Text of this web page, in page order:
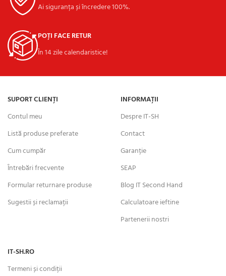
Ai siguranța și încredere 100%.
POȚI FACE RETUR
În 14 zile calendaristice!
SUPORT CLIENȚI
Contul meu
Listă produse preferate
Cum cumpăr
Întrebări frecvente
Formular returnare produse
Sugestii și reclamații
INFORMAȚII
Despre IT-SH
Contact
Garanție
SEAP
Blog IT Second Hand
Calculatoare ieftine
Partenerii nostri
IT-SH.RO
Termeni și condiții